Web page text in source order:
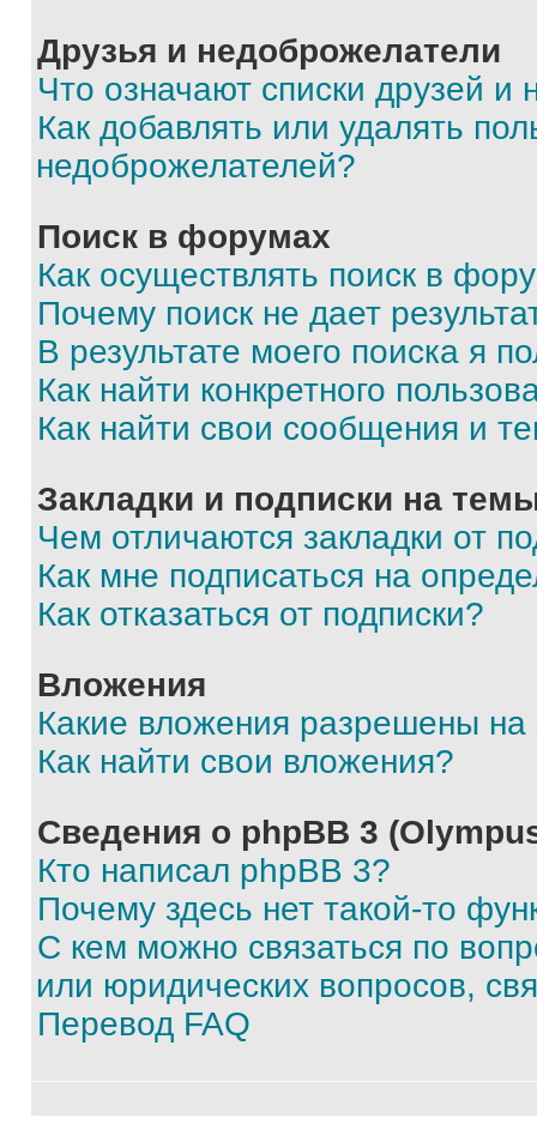
Друзья и недоброжелатели
Что означают списки друзей и
Как добавлять или удалять
недоброжелателей?
Поиск в форумах
Как осуществлять поиск в
Почему поиск не дает
В результате моего поиска я
Как найти конкретного
Как найти свои сообщения и
Закладки и подписки на
Чем отличаются закладки от
Как мне подписаться на
Как отказаться от подписки?
Вложения
Какие вложения разрешены
Как найти свои вложения?
Сведения о phpBB 3
Кто написал phpBB 3?
Почему здесь нет такой-то
С кем можно связаться по
или юридических вопросов,
Перевод FAQ